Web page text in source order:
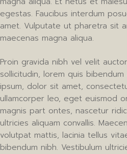
egestas. Faucibus interdum
amet. Vulputate ut pharetra sit
maecenas magna aliqua.
Proin gravida nibh vel velit
sollicitudin, lorem quis
ipsum, dolor sit amet,
ullamcorper leo, eget euismod
magnis part ontes, nascetur
ultricies aliquam convallis.
volutpat mattis, lacinia tellus
bibendum nibh. Vestibulum